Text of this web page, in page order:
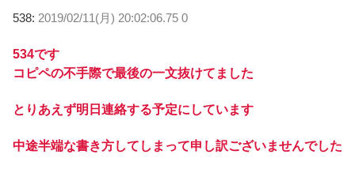
538: 2019/02/11(月) 20:02:06.75 0
534です
コピペの不手際で最後の一文抜けてました
とりあえず明日連絡する予定にしています
中途半端な書き方してしまって申し訳ございませんでした